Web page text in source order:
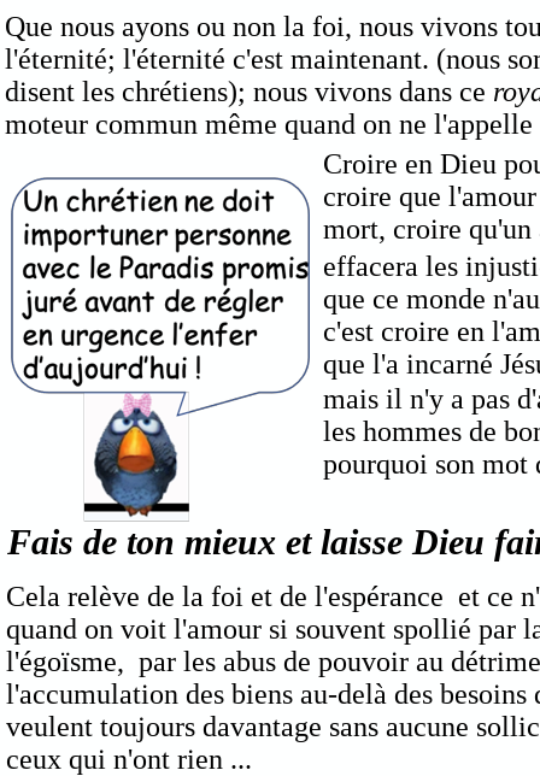
mais il n'y a pas
les hommes de
pourquoi son mot
Celarelève de la foi et de l'espérance et ce
quand on voit l'amour si souvent spollié par
l'égoïsme, par les abus de pouvoir au
l'accumulation des biens au-delà des besoins
veulent toujours davantage sans aucune
ceux qui n'ont rien ...
Fais de ton mieux et laisse Dieu
Que nous ayons ou non la foi, nous vivons
l'éternité; l'éternité c'est maintenant. (nous
disent les chrétiens); nous vivons dans ce
moteur commun même quand on ne l'appelle
Croire en Dieu
croire que
mort, croire qu'un
effacera les
que ce monde
c'est croire en
que l'a incarné